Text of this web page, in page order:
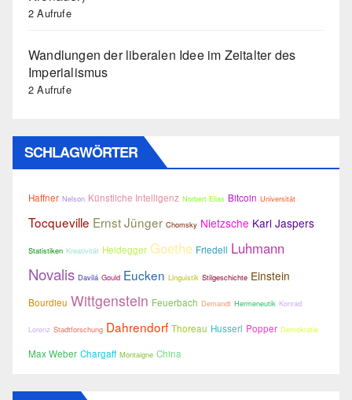
2 Aufrufe
Wandlungen der liberalen Idee im Zeitalter des
Imperialismus
2 Aufrufe
SCHLAGWÖRTER
Haffner Nelson Künstliche Intelligenz Norbert Elias Bitcoin Universität
Tocqueville Ernst Jünger Chomsky Nietzsche Karl Jaspers
Statistiken Kreativität Heidegger Goethe Friedell Luhmann
Novalis Davilá Gould Eucken Linguistik Stilgeschichte Einstein
Bourdieu Wittgenstein Feuerbach Demandt Hermeneutik Konrad
Lorenz Stadtforschung Dahrendorf Thoreau Husserl Popper Demokratie
Max Weber Chargaff Montaigne China